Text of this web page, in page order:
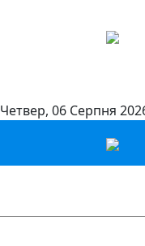
Четвер, 06 Серпня